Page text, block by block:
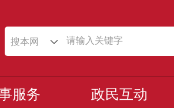
搜本网
服务 政民互动